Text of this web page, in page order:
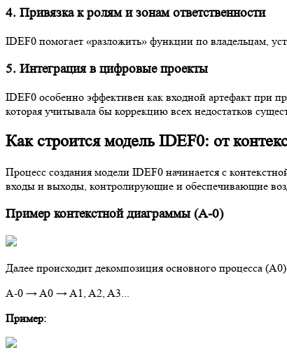
4. Привязка к ролям и зонам ответственности
IDEF0 помогает «разложить» функции по владельцам,
5. Интеграция в цифровые проекты
IDEF0 особенно эффективен как входной артефакт при
которая учитывала бы коррекцию всех недостатков
Как строится модель IDEF0: от
Процесс создания модели IDEF0 начинается с
входы и выходы, контролирующие и обеспечивающие
Пример контекстной диаграммы (A-0)
Далее происходит декомпозиция основного процесса
A-0 → A0 → A1, A2, A3...
Пример: